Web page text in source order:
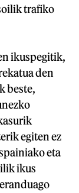
trafiko
ikuspegitik,
den
beste,
egiten ez
eta
ikus